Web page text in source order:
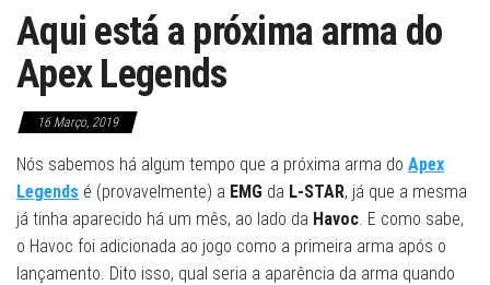
Aqui está a próxima arma do
Apex Legends
16 Março, 2019
Nós sabemos há algum tempo que a próxima arma do Apex
Legends é (provavelmente) a EMG da L-STAR, já que a mesma
já tinha aparecido há um mês, ao lado da Havoc . E como sabe,
o Havoc foi adicionada ao jogo como a primeira arma após o
lançamento. Dito isso, qual seria a aparência da arma quando